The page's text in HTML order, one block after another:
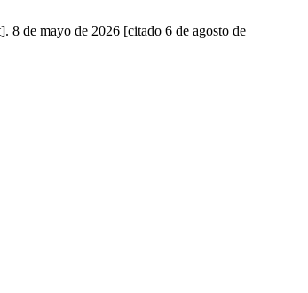
8 de mayo de 2026 [citado 6 de agosto de